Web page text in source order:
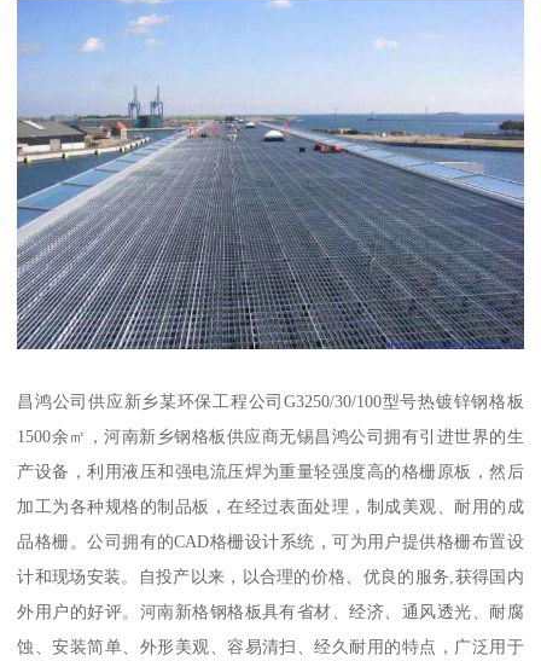
昌鸿公司供应新乡某环保工程公司G3250/30/100型号热镀锌钢格板
1500余㎡，河南新乡钢格板供应商无锡昌鸿公司拥有引进世界的生
产设备，利用液压和强电流压焊为重量轻强度高的格栅原板，然后
加工为各种规格的制品板，在经过表面处理，制成美观、耐用的成
品格栅。公司拥有的CAD格栅设计系统，可为用户提供格栅布置设
计和现场安装。自投产以来，以合理的价格、优良的服务,获得国内
外用户的好评。河南新格钢格板具有省材、经济、通风透光、耐腐
蚀、安装简单、外形美观、容易清扫、经久耐用的特点，广泛用于